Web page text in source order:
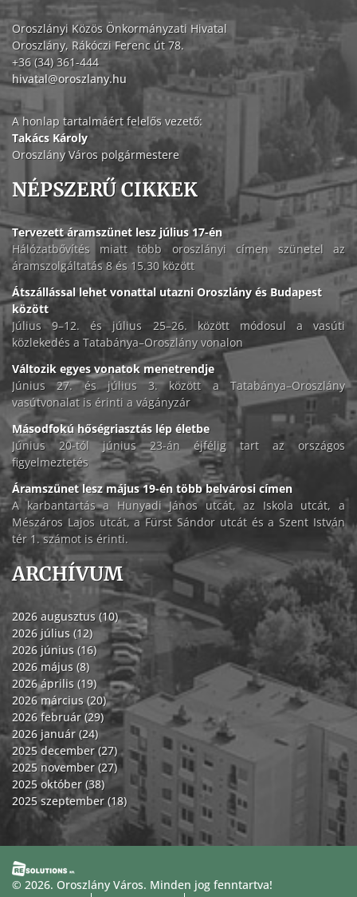
Oroszlányi Közös Önkormányzati Hivatal
Oroszlány, Rákóczi Ferenc út 78.
+36 (34) 361-444
hivatal@oroszlany.hu
A honlap tartalmáért felelős vezető:
Takács Károly
Oroszlány Város polgármestere
NÉPSZERŰ CIKKEK
Tervezett áramszünet lesz július 17-én
Hálózatbővítés miatt több oroszlányi címen szünetel az
áramszolgáltatás 8 és 15.30 között
Átszállással lehet vonattal utazni Oroszlány és Budapest
között
Július 9–12. és július 25–26. között módosul a vasúti
közlekedés a Tatabánya–Oroszlány vonalon
Változik egyes vonatok menetrendje
Június 27. és július 3. között a Tatabánya–Oroszlány
vasútvonalat is érinti a vágányzár
Másodfokú hőségriasztás lép életbe
Június 20-tól június 23-án éjfélig tart az országos
figyelmeztetés
Áramszünet lesz május 19-én több belvárosi címen
A karbantartás a Hunyadi János utcát, az Iskola utcát, a
Mészáros Lajos utcát, a Fürst Sándor utcát és a Szent István
tér 1. számot is érinti.
ARCHÍVUM
2026 augusztus (10)
2026 július (12)
2026 június (16)
2026 május (8)
2026 április (19)
2026 március (20)
2026 február (29)
2026 január (24)
2025 december (27)
2025 november (27)
2025 október (38)
2025 szeptember (18)
© 2026. Oroszlány Város. Minden jog fenntartva!